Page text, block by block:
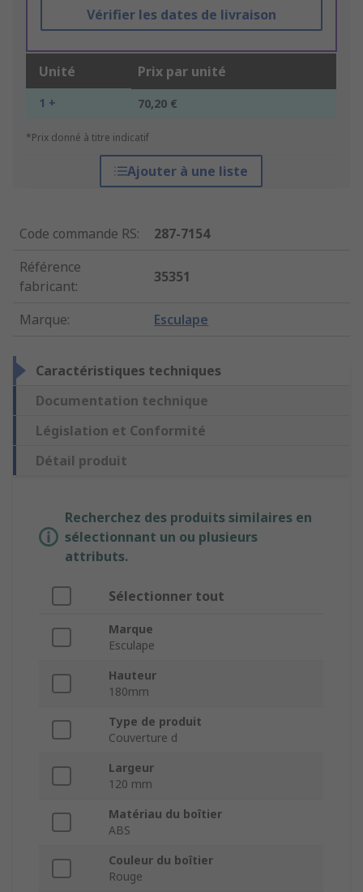
Vérifier les dates de livraison
Unité Prix par unité
1 + 70,20 €
*Prix donné à titre indicatif
Ajouter à une liste
Code commande RS:
287-7154
Référence
fabricant:
35351
Marque: Esculape
Caractéristiques techniques
Documentation technique
Législation et Conformité
Détail produit
Recherchez des produits similaires en
sélectionnant un ou plusieurs
attributs.
Sélectionner tout
Marque
Esculape
Hauteur
180mm
Type de produit
Couverture d
Largeur
120 mm
Matériau du boîtier
ABS
Couleur du boîtier
Rouge